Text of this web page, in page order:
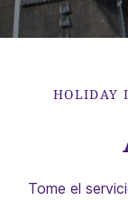
HOLIDAY
Tome el